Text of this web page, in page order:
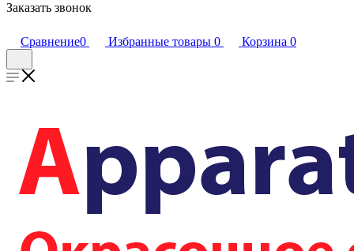
Заказать звонок
Сравнение0 Избранные товары 0 Корзина 0